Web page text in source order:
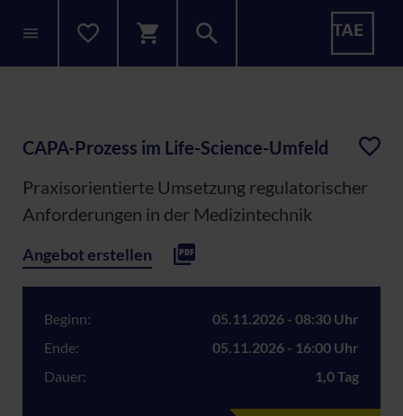
CAPA-Prozess im Life-Science-Umfeld
Praxisorientierte Umsetzung regulatorischer
Anforderungen in der Medizintechnik
Angebot erstellen
Beginn:
05.11.2026 - 08:30 Uhr
Ende:
05.11.2026 - 16:00 Uhr
Dauer:
1,0 Tag